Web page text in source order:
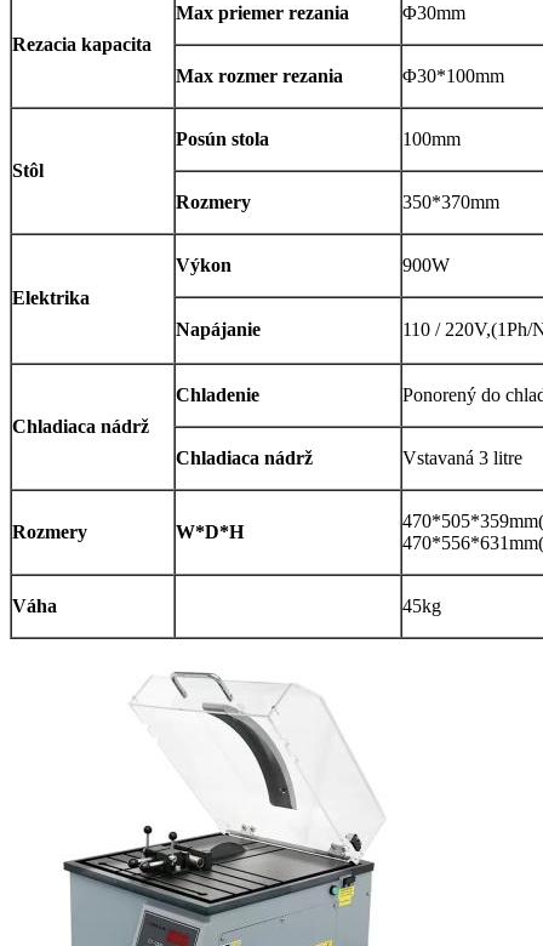
Rezacia kapacita
Max priemer rezania Φ30mm
Max rozmer rezania Φ30*100mm
Stôl
Posún stola 100mm
Rozmery 350*370mm
Elektrika
Výkon 900W
Napájanie 110 / 220V,(1Ph/
Chladiaca nádrž
Chladenie Ponorený do
Chladiaca nádrž Vstavaná 3 litre
Rozmery W*D*H
Váha 45kg